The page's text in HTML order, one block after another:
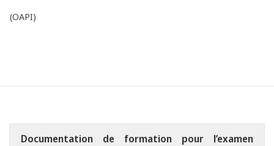
(OAPI)
Documentation de formation pour l’examen